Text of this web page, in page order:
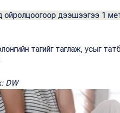
ойролцоогоор дээшээгээ 1
тагийг таглаж, усыг
DW